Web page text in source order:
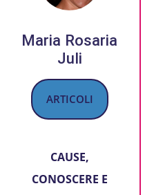
Maria Rosaria
Juli
ARTICOLI
CAUSE,
CONOSCERE E